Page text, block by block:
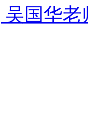
吴国华老